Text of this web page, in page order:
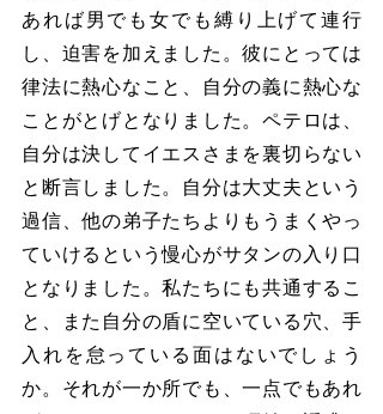
あれば男でも女でも縛り上げて連行
し、迫害を加えました。彼にとっては
律法に熱心なこと、自分の義に熱心な
ことがとげとなりました。ペテロは、
自分は決してイエスさまを裏切らない
と断言しました。自分は大丈夫という
過信、他の弟子たちよりもうまくやっ
ていけるという慢心がサタンの入り口
となりました。私たちにも共通するこ
と、また自分の盾に空いている穴、手
入れを怠っている面はないでしょう
か。それが一か所でも、一点でもあれ